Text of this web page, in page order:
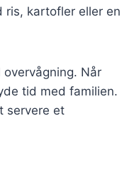
ris, kartofler eller en
Når
tid med familien.
servere et